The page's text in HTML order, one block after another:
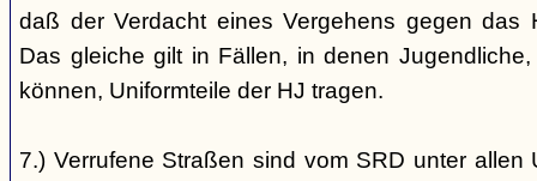
daß der Verdacht eines Vergehens gegen das
Das gleiche gilt in Fällen, in denen
können, Uniformteile der HJ tragen.
7.) Verrufene Straßen sind vom SRD unter allen